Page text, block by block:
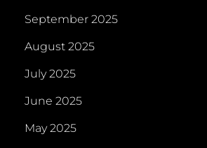
September 2025
August 2025
July 2025
June 2025
May 2025